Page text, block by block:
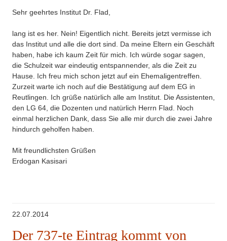
Sehr geehrtes Institut Dr. Flad,
lang ist es her. Nein! Eigentlich nicht. Bereits jetzt vermisse ich
das Institut und alle die dort sind. Da meine Eltern ein Geschäft
haben, habe ich kaum Zeit für mich. Ich würde sogar sagen,
die Schulzeit war eindeutig entspannender, als die Zeit zu
Hause. Ich freu mich schon jetzt auf ein Ehemaligentreffen.
Zurzeit warte ich noch auf die Bestätigung auf dem EG in
Reutlingen. Ich grüße natürlich alle am Institut. Die Assistenten,
den LG 64, die Dozenten und natürlich Herrn Flad. Noch
einmal herzlichen Dank, dass Sie alle mir durch die zwei Jahre
hindurch geholfen haben.
Mit freundlichsten Grüßen
Erdogan Kasisari
22.07.2014
Der 737-te Eintrag kommt von